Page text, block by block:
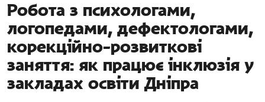
Робота з психологами,
логопедами, дефектологами,
корекційно-розвиткові
заняття: як працює інклюзія у
закладах освіти Дніпра